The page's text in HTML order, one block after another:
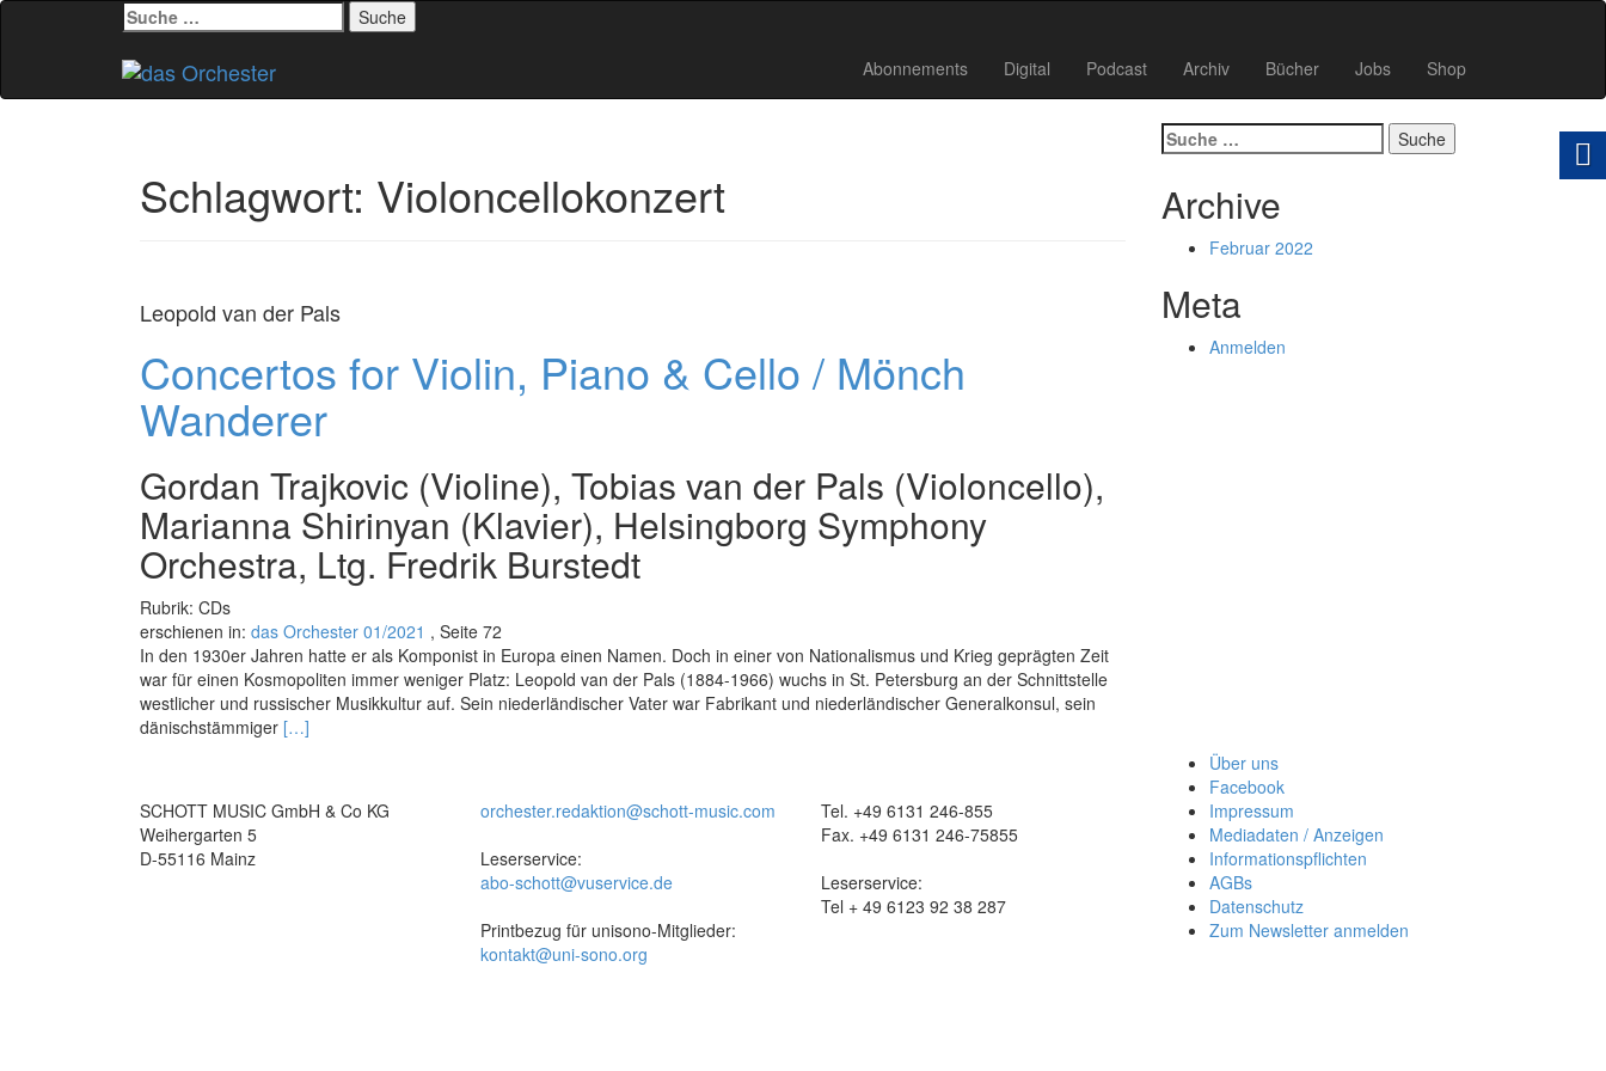
Suche
nach:
springen
Abonnements Digital Podcast Archiv Bücher Jobs Shop
Schlagwort: Violoncellokonzert
Leopold van der Pals
Concertos for Violin, Piano & Cello / Mönch
Wanderer
Gordan Trajkovic (Violine), Tobias van der Pals (Violoncello),
Marianna Shirinyan (Klavier), Helsingborg Symphony
Orchestra, Ltg. Fredrik Burstedt
Rubrik: CDs
erschienen in: das Orchester 01/2021 , Seite 72
In den 1930er Jahren hatte er als Komponist in Europa einen Namen. Doch in einer von Nationalismus und Krieg geprägten Zeit
war für einen Kosmopoliten immer weniger Platz: Leopold van der Pals (1884-1966) wuchs in St. Petersburg an der Schnittstelle
westlicher und russischer Musikkultur auf. Sein niederländischer Vater war Fabrikant und niederländischer Generalkonsul, sein
dänischstämmiger Read
for
[…]
Suche
nach:
Archive
Februar 2022
Meta
Anmelden
SCHOTT MUSIC GmbH & Co KG
Weihergarten 5
D-55116 Mainz
orchester.redaktion@schott-music.com
Leserservice:
abo-schott@vuservice.de
Printbezug für unisono-Mitglieder:
kontakt@uni-sono.org
Tel. +49 6131 246-855
Fax. +49 6131 246-75855
Leserservice:
Tel + 49 6123 92 38 287
Über uns
Facebook
Impressum
Mediadaten / Anzeigen
Informationspflichten
AGBs
Datenschutz
Zum Newsletter anmelden